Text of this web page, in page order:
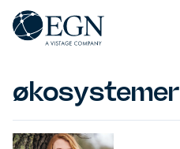
Spring til indhold
Executives' Global Network
økosystemer